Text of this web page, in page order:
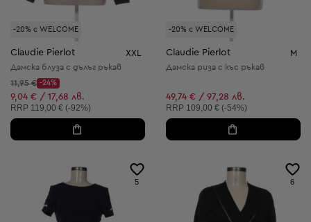
-20% с WELCOME
Claudie Pierlot XXL
Дамска блуза с дълъг ръкав
Начална цена:
11,95 €
Discount Price:
-24%
Намалена цена:
9,04 € / 17,68 лв.
Препоръчителна цена:
RRP 119,00 € (-92%)
-20% с WELCOME
Claudie Pierlot M
Дамска риза с къс ръкав
49,74 € / 97,28 лв.
Препоръчителна цена:
RRP 109,00 € (-54%)
5 6